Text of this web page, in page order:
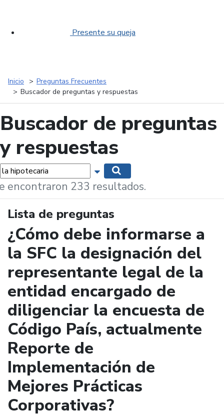
Presente su queja
Inicio
Preguntas Frecuentes
Buscador de preguntas y respuestas
Buscador de preguntas
y respuestas
Mostrar opciones de búsqueda
encontraron 233 resultados.
Lista de preguntas
¿Cómo debe informarse a
la SFC la designación del
representante legal de la
entidad encargado de
diligenciar la encuesta de
Código País, actualmente
Reporte de
Implementación de
Mejores Prácticas
Corporativas?